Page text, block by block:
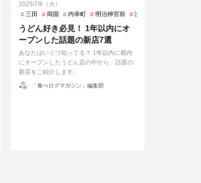
芝公園 荏原中延 虎ノ門ヒルズ 赤坂
2025/7/8（火）
三田
両国 内幸町 明治神宮前 渋谷
うどん好き必見！ 1年以内にオ
ープンした話題の新店7選
あなたはいくつ知ってる？ 1年以内に都内
にオープンしたうどん店の中から、話題の
新店をご紹介します。
投「食べログマガジン」編集部